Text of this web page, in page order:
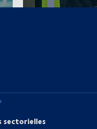
sectorielles